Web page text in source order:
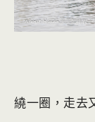
繞一圈，走去